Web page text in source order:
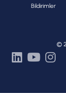
Bildirimler
©